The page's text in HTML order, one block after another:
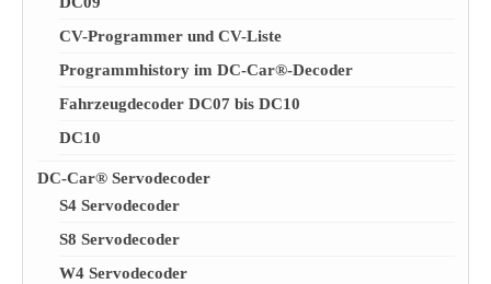
CV-Programmer und CV-Liste
Programmhistory im DC-Car®-Decoder
Fahrzeugdecoder DC07 bis DC10
DC10
DC-Car® Servodecoder
S4 Servodecoder
S8 Servodecoder
W4 Servodecoder